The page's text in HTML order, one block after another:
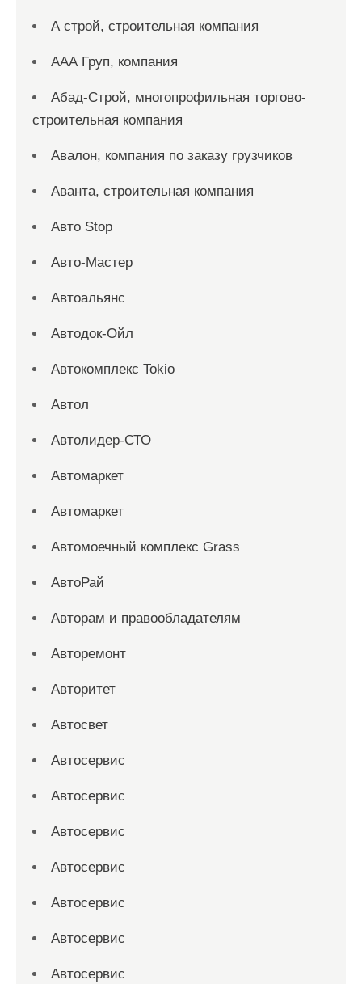
А строй, строительная компания
ААА Груп, компания
Абад-Строй, многопрофильная торгово-
строительная компания
Авалон, компания по заказу грузчиков
Аванта, строительная компания
Авто Stop
Авто-Мастер
Автоальянс
Автодок-Ойл
Автокомплекс Tokio
Автол
Автолидер-СТО
Автомаркет
Автомаркет
Автомоечный комплекс Grass
АвтоРай
Авторам и правообладателям
Авторемонт
Авторитет
Автосвет
Автосервис
Автосервис
Автосервис
Автосервис
Автосервис
Автосервис
Автосервис